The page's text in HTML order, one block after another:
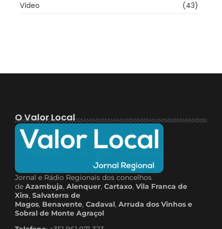
Vídeo
(43)
O Valor Local
Jornal e Rádio Regionais dos concelhos
de Azambuja, Alenquer, Cartaxo, Vila Franca de
Xira, Salvaterra de
Magos, Benavente, Cadaval, Arruda dos Vinhos e
Sobral de Monte Agraçol